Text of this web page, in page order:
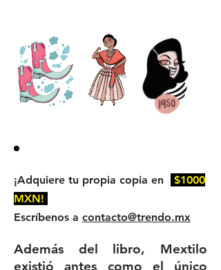
¡Adquiere tu propia copia en
$1000
MXN!
Escríbenos a contacto@trendo.mx
Además del libro, Mextilo
existió antes como el único